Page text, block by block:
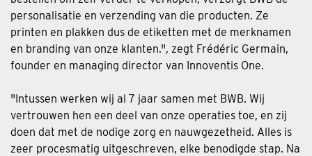
personalisatie en verzending van die producten. Ze
printen en plakken dus de etiketten met de merknamen
en branding van onze klanten.", zegt Frédéric Germain,
founder en managing director van Innoventis One.
"Intussen werken wij al 7 jaar samen met BWB. Wij
vertrouwen hen een deel van onze operaties toe, en zij
doen dat met de nodige zorg en nauwgezetheid. Alles is
zeer procesmatig uitgeschreven, elke benodigde stap. Na